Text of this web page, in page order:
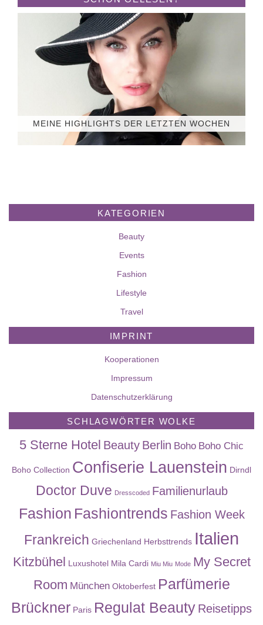
MEINE HIGHLIGHTS DER LETZTEN WOCHEN
KATEGORIEN
Beauty
Events
Fashion
Lifestyle
Travel
IMPRINT
Kooperationen
Impressum
Datenschutzerklärung
SCHLAGWÖRTER WOLKE
5 Sterne Hotel Beauty Berlin Boho Boho Chic
Boho Collection Confiserie Lauenstein Dirndl
Doctor Duve Dresscoded Familienurlaub
Fashion Fashiontrends Fashion Week
Frankreich Griechenland Herbsttrends Italien
Kitzbühel Luxushotel Mila Cardi Miu Miu Mode My Secret
Room München Oktoberfest Parfümerie
Brückner Paris Regulat Beauty Reisetipps